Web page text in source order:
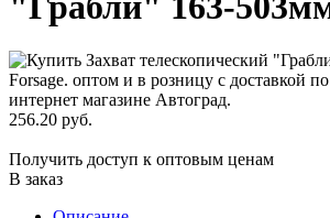
256.20 руб.
Получить доступ к оптовым ценам
В заказ